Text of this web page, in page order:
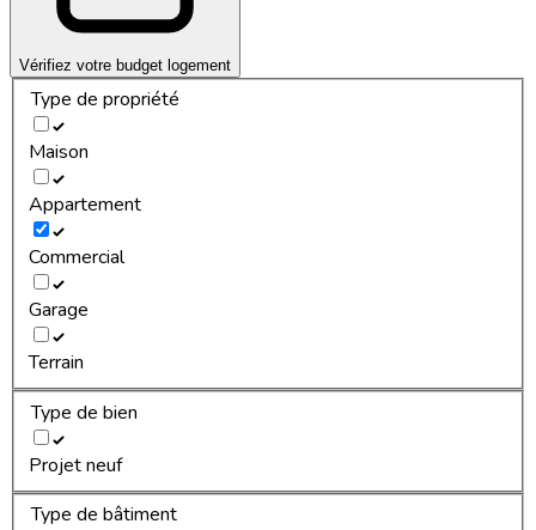
Vérifiez votre budget logement
Type de propriété
Maison
Appartement
Commercial
Garage
Terrain
Type de bien
Projet neuf
Type de bâtiment